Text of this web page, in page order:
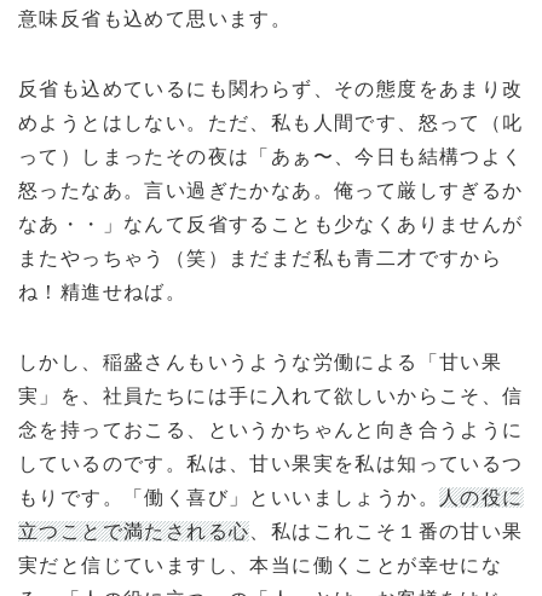
意味反省も込めて思います。
反省も込めているにも関わらず、その態度をあまり改
めようとはしない。ただ、私も人間です、怒って（叱
って）しまったその夜は「あぁ〜、今日も結構つよく
怒ったなあ。言い過ぎたかなあ。俺って厳しすぎるか
なあ・・」なんて反省することも少なくありませんが
またやっちゃう（笑）まだまだ私も青二才ですから
ね！精進せねば。
しかし、稲盛さんもいうような労働による「甘い果
実」を、社員たちには手に入れて欲しいからこそ、信
念を持っておこる、というかちゃんと向き合うように
しているのです。私は、甘い果実を私は知っているつ
もりです。「働く喜び」といいましょうか。 人の役に
立つことで満たされる心 、私はこれこそ１番の甘い果
実だと信じていますし、本当に働くことが幸せにな